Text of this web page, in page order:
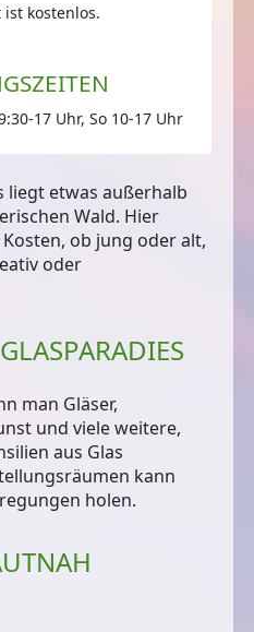
kostenlos.
17 Uhr, So 10-17 Uhr
liegt etwas außerhalb
Wald. Hier
ob jung oder alt,
oder
man Gläser,
und viele weitere,
aus Glas
kann
holen.